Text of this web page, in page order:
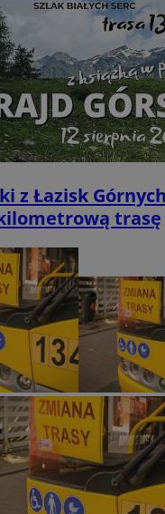
z Łazisk
trasę